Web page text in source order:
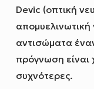
Devic (οπτική
αντισώματα
πρόγνωση είναι
συχνότερες.